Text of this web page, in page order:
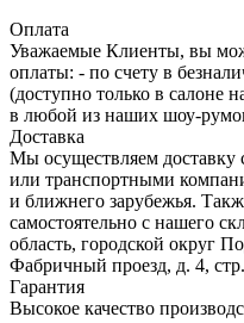
Оплата
Уважаемые Клиенты, вы
оплаты: - по счету в
(доступно только в салоне
в любой из наших шоу-
Доставка
Мы осуществляем доставку
или транспортными
и ближнего зарубежья.
самостоятельно с нашего
область, городcкой округ
Фабричный проезд, д. 4,
Гарантия
Высокое качество